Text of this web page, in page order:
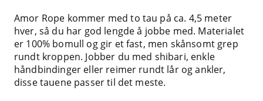
Amor Rope kommer med to tau på ca. 4,5 meter
hver, så du har god lengde å jobbe med. Materialet
er 100% bomull og gir et fast, men skånsomt grep
rundt kroppen. Jobber du med shibari, enkle
håndbindinger eller reimer rundt lår og ankler,
disse tauene passer til det meste.